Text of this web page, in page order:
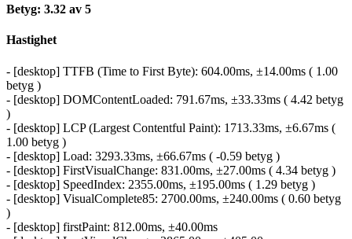
Betyg: 3.32 av 5
Hastighet
- [desktop] TTFB (Time to First Byte): 604.00ms, ±14.00ms ( 1.00
betyg )
- [desktop] DOMContentLoaded: 791.67ms, ±33.33ms ( 4.42 betyg
)
- [desktop] LCP (Largest Contentful Paint): 1713.33ms, ±6.67ms (
1.00 betyg )
- [desktop] Load: 3293.33ms, ±66.67ms ( -0.59 betyg )
- [desktop] FirstVisualChange: 831.00ms, ±27.00ms ( 4.34 betyg )
- [desktop] SpeedIndex: 2355.00ms, ±195.00ms ( 1.29 betyg )
- [desktop] VisualComplete85: 2700.00ms, ±240.00ms ( 0.60 betyg
)
- [desktop] firstPaint: 812.00ms, ±40.00ms